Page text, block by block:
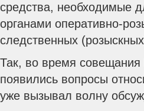
средства, необходимые
органами оперативно-
следственных
Так, во время
появились вопросы
уже вызывал волну